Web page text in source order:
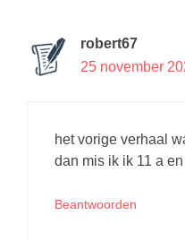
robert67
25 november
het vorige verhaal
dan mis ik ik 11 a
Beantwoorden